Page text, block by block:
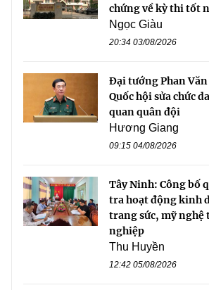
chứng về kỳ thi tốt
Ngọc Giàu
20:34 03/08/2026
Đại tướng Phan
Quốc hội sửa chức
quan quân đội
Hương Giang
09:15 04/08/2026
Tây Ninh: Công bố
tra hoạt động kinh
trang sức, mỹ nghệ
nghiệp
Thu Huyền
12:42 05/08/2026